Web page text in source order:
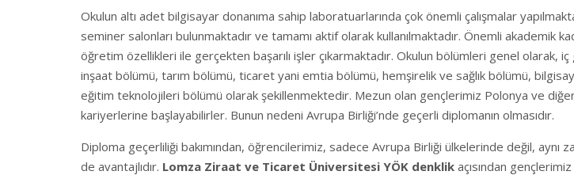
Okulun altı adet bilgisayar donanıma sahip laboratuarlarında çok önemli çalışmalar
seminer salonları bulunmaktadır ve tamamı aktif olarak kullanılmaktadır. Önemli akademik
öğretim özellikleri ile gerçekten başarılı işler çıkarmaktadır. Okulun bölümleri genel olarak,
inşaat bölümü, tarım bölümü, ticaret yani emtia bölümü, hemşirelik ve sağlık bölümü,
eğitim teknolojileri bölümü olarak şekillenmektedir. Mezun olan gençlerimiz Polonya ve
kariyerlerine başlayabilirler. Bunun nedeni Avrupa Birliği’nde geçerli diplomanın olmasıdır.
Diploma geçerliliği bakımından, öğrencilerimiz, sadece Avrupa Birliği ülkelerinde değil, aynı
de avantajlıdır. Lomza Ziraat ve Ticaret Üniversitesi YÖK denklik açısından